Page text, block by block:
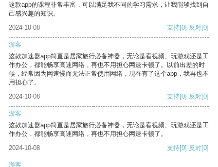
这款app的课程非常丰富，可以满足我不同的学习需求，让我能够找到自
己感兴趣的知识。
2024-10-08
支持[0] 反对[0]
游客
这款加速器app简直是居家旅行必备神器，无论是看视频、玩游戏还是工
作办公，都能畅享高速网络，再也不用担心网速卡顿了。以前出差的时
候，经常因为网速慢而无法正常使用网络，现在有了这个app，我再也不
用担心了。
2024-10-08
支持[0] 反对[0]
游客
这款加速器app简直是居家旅行必备神器，无论是看视频、玩游戏还是工
作办公，都能畅享高速网络，再也不用担心网速卡顿了。
2024-10-08
支持[0] 反对[0]
游客